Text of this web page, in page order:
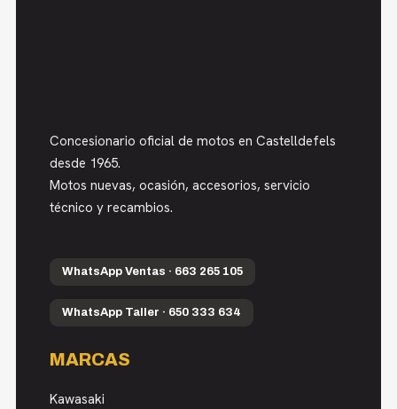
Concesionario oficial de motos en Castelldefels
desde 1965.
Motos nuevas, ocasión, accesorios, servicio
técnico y recambios.
WhatsApp Ventas · 663 265 105
WhatsApp Taller · 650 333 634
MARCAS
Kawasaki